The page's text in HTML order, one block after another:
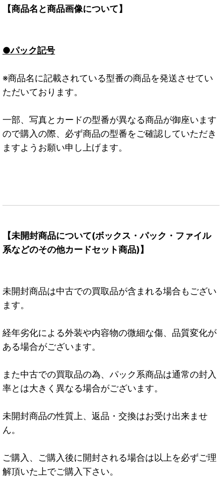
【商品名と商品画像について】
●パック記号
※商品名に記載されている型番の商品を発送させてい
ただいております。
一部、写真とカードの型番が異なる商品が御座います
ので購入の際、必ず商品の型番をご確認していただき
ますようお願い申し上げます。
【未開封商品について(ボックス・パック・ファイル
系などのその他カードセット商品)】
未開封商品は中古での買取品が含まれる場合もござい
ます。
経年劣化による外装や内容物の微細な傷、品質変化が
ある場合がございます。
また中古での買取品の為、パック系商品は通常の封入
率とは大きく異なる場合がございます。
未開封商品の性質上、返品・交換はお受け出来ませ
ん。
ご購入、ご購入後に開封される場合は以上を必ずご理
解頂いた上でご購入下さい。